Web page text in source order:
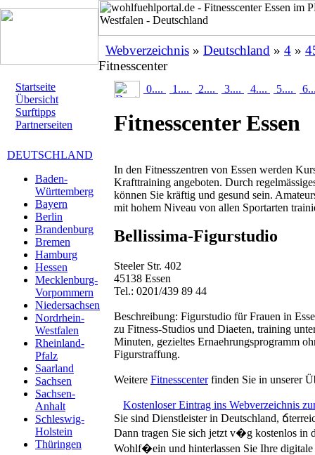
Webverzeichnis » Deutschland » 4 »
Fitnesscenter
Startseite
Übersicht
Surftipps
Partnerseiten
DEUTSCHLAND
Baden-
Württemberg
Bayern
Berlin
Brandenburg
Bremen
Hamburg
Hessen
Mecklenburg-
Vorpommern
Niedersachsen
Nordrhein-
Westfalen
Rheinland-
Pfalz
Saarland
Sachsen
Sachsen-
Anhalt
Schleswig-
Holstein
Thüringen
0.... 1.... 2.... 3.... 4.... 5....
Fitnesscenter Essen
In den Fitnesszentren von Essen werden
Krafttraining angeboten. Durch
können Sie kräftig und gesund sein.
mit hohem Niveau von allen Sportarten
Bellissima-Figurstudio
Steeler Str. 402
45138 Essen
Tel.: 0201/439 89 44
Beschreibung: Figurstudio für Frauen in
zu Fitness-Studios und Diaeten, training
Minuten, gezieltes Ernaehrungsprogramm
Figurstraffung.
Weitere Fitnesscenterfinden Sie in unserer
Kostenloser Eintrag ins Webverzeichnis
Sie sind Dienstleister in Deutschland,
Dann tragen Sie sich jetzt v�g kostenlos in
Wohlf�ein und hinterlassen Sie Ihre